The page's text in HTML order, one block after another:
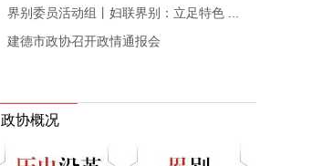
界别委员活动组丨妇联界别：立足特色 ...
建德市政协召开政情通报会
政协概况